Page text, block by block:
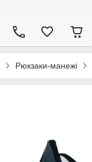
Рюкзаки-манежі